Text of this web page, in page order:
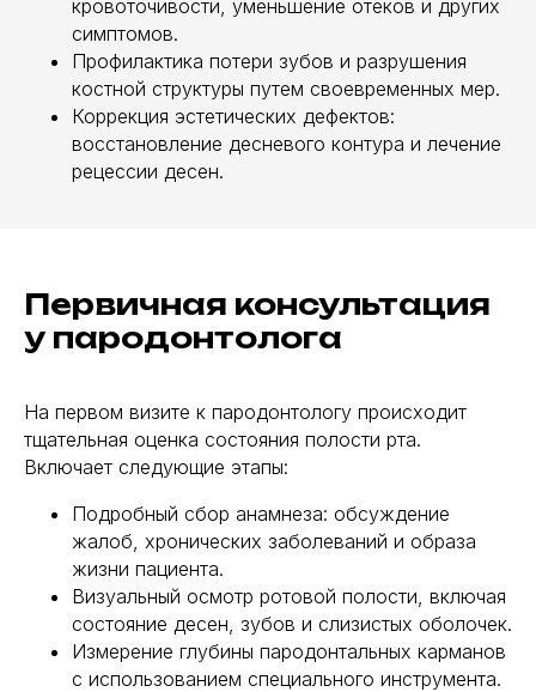
кровоточивости, уменьшение отеков и других
симптомов.
Профилактика потери зубов и разрушения
костной структуры путем своевременных мер.
Коррекция эстетических дефектов:
восстановление десневого контура и лечение
рецессии десен.
Первичная консультация
у пародонтолога
На первом визите к пародонтологу происходит
тщательная оценка состояния полости рта.
Включает следующие этапы:
Подробный сбор анамнеза: обсуждение
жалоб, хронических заболеваний и образа
жизни пациента.
Визуальный осмотр ротовой полости, включая
состояние десен, зубов и слизистых оболочек.
Измерение глубины пародонтальных карманов
с использованием специального инструмента.